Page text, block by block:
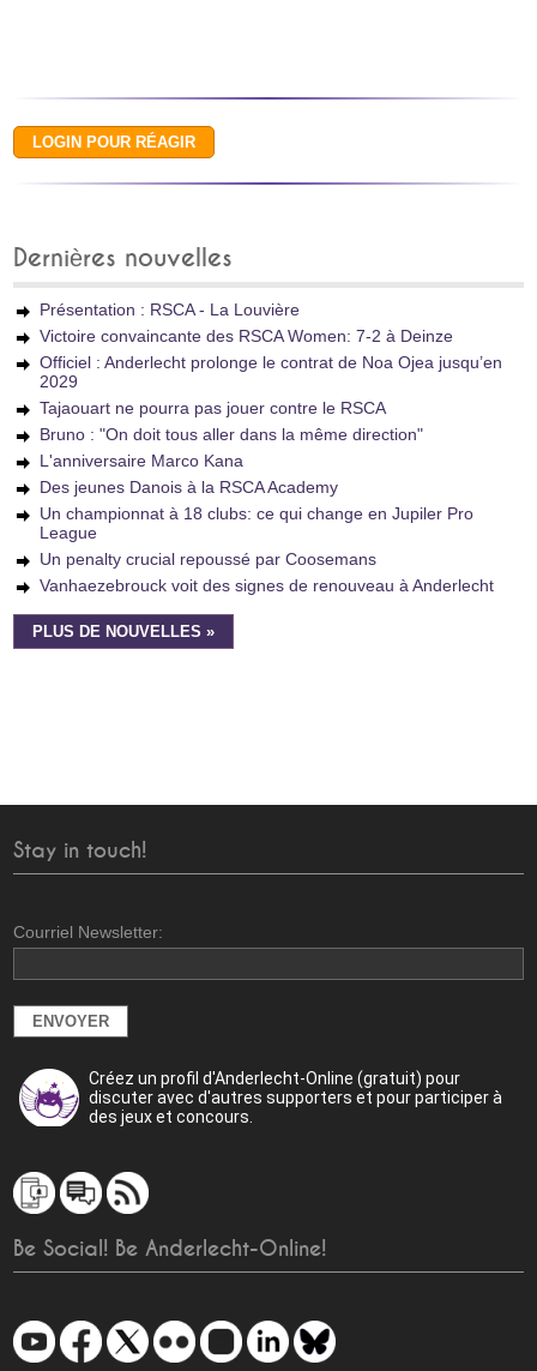
Dernières nouvelles
Présentation : RSCA - La Louvière
Victoire convaincante des RSCA Women: 7-2 à Deinze
Officiel : Anderlecht prolonge le contrat de Noa Ojea jusqu’en
2029
Tajaouart ne pourra pas jouer contre le RSCA
Bruno : "On doit tous aller dans la même direction"
L'anniversaire Marco Kana
Des jeunes Danois à la RSCA Academy
Un championnat à 18 clubs: ce qui change en Jupiler Pro
League
Un penalty crucial repoussé par Coosemans
Vanhaezebrouck voit des signes de renouveau à Anderlecht
PLUS DE NOUVELLES »
Stay in touch!
Courriel Newsletter:
Créez un profil d'Anderlecht-Online (gratuit) pour
discuter avec d'autres supporters et pour participer à
des jeux et concours.
Be Social! Be Anderlecht-Online!